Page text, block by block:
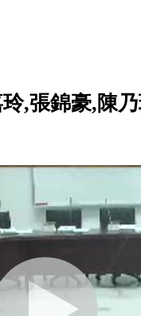
,張錦豪,陳